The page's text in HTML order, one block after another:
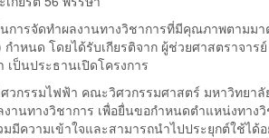
ารจัดทำผลงานทางวิชาการที่มีคุณภาพตามม
ำหนด โดยได้รับเกียรติจาก ผู้ช่วยศาสตราจาร
ป็นประธานเปิดโครงการ
กรรมไฟฟ้า คณะวิศวกรรมศาสตร์ มหาวิทยาลั
านทางวิชาการ เพื่อยื่นขอกำหนดตำแหน่งทาง
ความเข้าใจและสามารถนำไปประยุกต์ใช้ได้อ